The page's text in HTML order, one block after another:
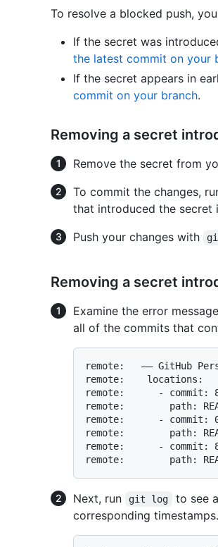
To resolve a blocked push,
If the secret was
the latest commit on your
If the secret appears in
commit on your branch.
Removing a secret
Remove the secret from
To commit the changes,
that introduced the secret
Push your changes with
Removing a secret
Examine the error
all of the commits that
remote:   —— GitHub
remote:    locations:
remote:      - commit:
remote:        path:
remote:      - commit:
remote:        path:
remote:      - commit:
Next, run git log
to see
corresponding timestamps.